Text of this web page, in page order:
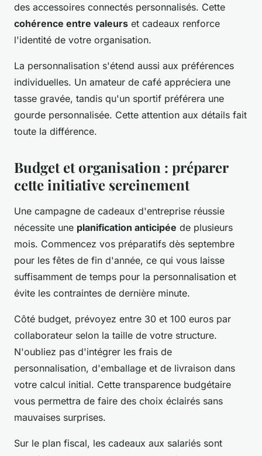
des accessoires connectés personnalisés. Cette
cohérence entre valeurs et cadeaux renforce
l'identité de votre organisation.
La personnalisation s'étend aussi aux préférences
individuelles. Un amateur de café appréciera une
tasse gravée, tandis qu'un sportif préférera une
gourde personnalisée. Cette attention aux détails fait
toute la différence.
Budget et organisation : préparer
cette initiative sereinement
Une campagne de cadeaux d'entreprise réussie
nécessite une planification anticipée de plusieurs
mois. Commencez vos préparatifs dès septembre
pour les fêtes de fin d'année, ce qui vous laisse
suffisamment de temps pour la personnalisation et
évite les contraintes de dernière minute.
Côté budget, prévoyez entre 30 et 100 euros par
collaborateur selon la taille de votre structure.
N'oubliez pas d'intégrer les frais de
personnalisation, d'emballage et de livraison dans
votre calcul initial. Cette transparence budgétaire
vous permettra de faire des choix éclairés sans
mauvaises surprises.
Sur le plan fiscal, les cadeaux aux salariés sont